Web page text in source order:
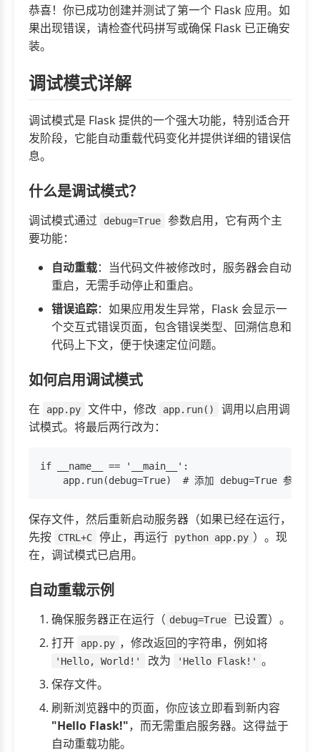
恭喜！你已成功创建并测试了第一个 Flask 应用。如
果出现错误，请检查代码拼写或确保 Flask 已正确安
装。
调试模式详解
调试模式是 Flask 提供的一个强大功能，特别适合开
发阶段，它能自动重载代码变化并提供详细的错误信
息。
什么是调试模式？
调试模式通过 debug=True
参数启用，它有两个主
要功能：
自动重载：当代码文件被修改时，服务器会自动
重启，无需手动停止和重启。
错误追踪：如果应用发生异常，Flask 会显示一
个交互式错误页面，包含错误类型、回溯信息和
代码上下文，便于快速定位问题。
如何启用调试模式
在 app.py 文件中，修改 app.run()
调用以启用调
试模式。将最后两行改为：
if __name__ == '__main__':
保存文件，然后重新启动服务器（如果已经在运行，
先按
CTRL+C 停止，再运行 python app.py ）。现
在，调试模式已启用。
自动重载示例
确保服务器正在运行（ debug=True
已设置）。
打开
app.py ，修改返回的字符串，例如将
'Hello, World!' 改为 'Hello Flask!' 。
保存文件。
刷新浏览器中的页面，你应该立即看到新内容
"Hello Flask!"，而无需重启服务器。这得益于
自动重载功能。